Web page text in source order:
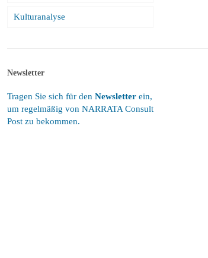
Kulturanalyse
Newsletter
Tragen Sie sich für den Newsletter ein,
um regelmäßig von NARRATA Consult
Post zu bekommen.